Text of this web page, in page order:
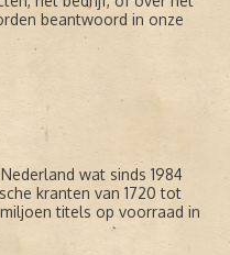
beantwoord in onze
wat sinds 1984
kranten van 1720 tot
titels op voorraad in